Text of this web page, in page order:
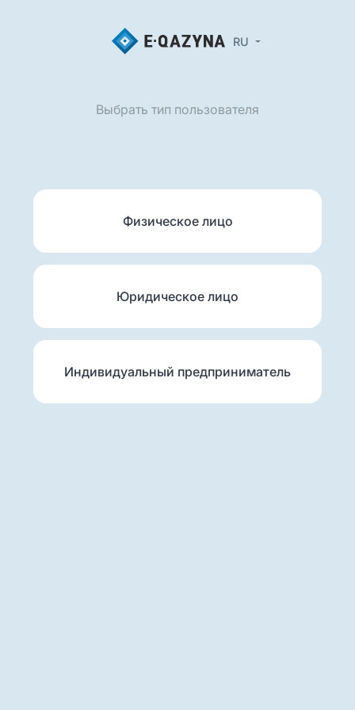
RU
Выбрать тип пользователя
Физическое лицо
Юридическое лицо
Индивидуальный предприниматель